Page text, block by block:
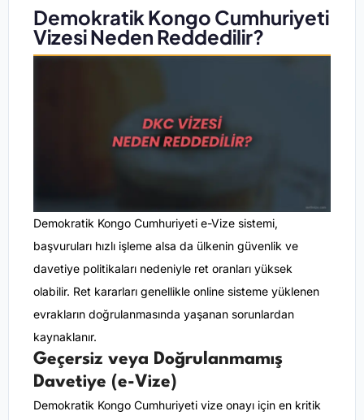
Demokratik Kongo Cumhuriyeti
Vizesi Neden Reddedilir?
Demokratik Kongo Cumhuriyeti e-Vize sistemi,
başvuruları hızlı işleme alsa da ülkenin güvenlik ve
davetiye politikaları nedeniyle ret oranları yüksek
olabilir. Ret kararları genellikle online sisteme yüklenen
evrakların doğrulanmasında yaşanan sorunlardan
kaynaklanır.
Geçersiz veya Doğrulanmamış
Davetiye (e-Vize)
Demokratik Kongo Cumhuriyeti vize onayı için en kritik